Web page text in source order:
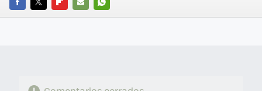
FACEBOOK
TWITTERFLIPBOARD
E-
WHATSAPP